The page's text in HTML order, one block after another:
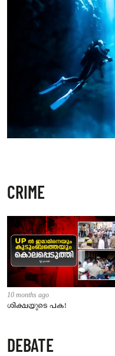
CRIME
10 months ago
ശിക്ഷയുടെ പക!
DEBATE